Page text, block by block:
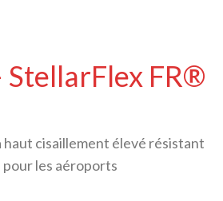
StellarFlex FR®
haut cisaillement élevé résistant
les aéroports